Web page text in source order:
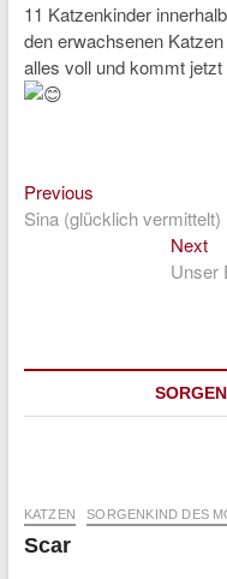
11 Katzenkinder
den erwachsenen
alles voll und kommt
PreviousPrevious
post:
Sina (glücklich vermittelt)
Next
Unser
KATZEN SORGENKIND DES
Scar